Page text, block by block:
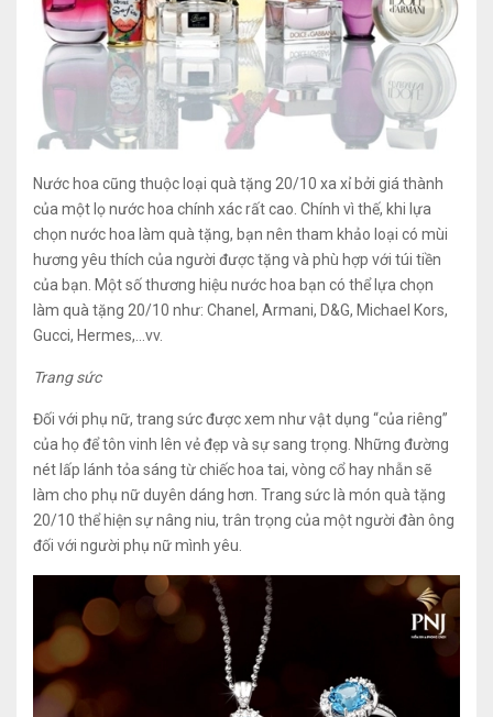
Nước hoa cũng thuộc loại quà tặng 20/10 xa xỉ bởi giá thành
của một lọ nước hoa chính xác rất cao. Chính vì thế, khi lựa
chọn nước hoa làm quà tặng, bạn nên tham khảo loại có mùi
hương yêu thích của người được tặng và phù hợp với túi tiền
của bạn. Một số thương hiệu nước hoa bạn có thể lựa chọn
làm quà tặng 20/10 như: Chanel, Armani, D&G, Michael Kors,
Gucci, Hermes,…vv.
Trang sức
Đối với phụ nữ, trang sức được xem như vật dụng “của riêng”
của họ để tôn vinh lên vẻ đẹp và sự sang trọng. Những đường
nét lấp lánh tỏa sáng từ chiếc hoa tai, vòng cổ hay nhẫn sẽ
làm cho phụ nữ duyên dáng hơn. Trang sức là món quà tặng
20/10 thể hiện sự nâng niu, trân trọng của một người đàn ông
đối với người phụ nữ mình yêu.